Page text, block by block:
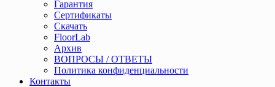
Гарантия
Сертификаты
Скачать
FloorLab
Архив
ВОПРОСЫ / ОТВЕТЫ
Политика конфиденциальности
Контакты